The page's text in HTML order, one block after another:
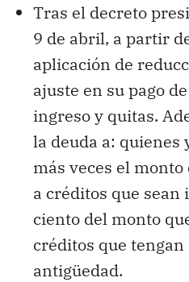
Tras el decreto
9 de abril, a partir
aplicación de
ajuste en su pago
ingreso y quitas.
la deuda a: quienes
más veces el
a créditos que
ciento del monto
créditos que tengan
antigüedad.